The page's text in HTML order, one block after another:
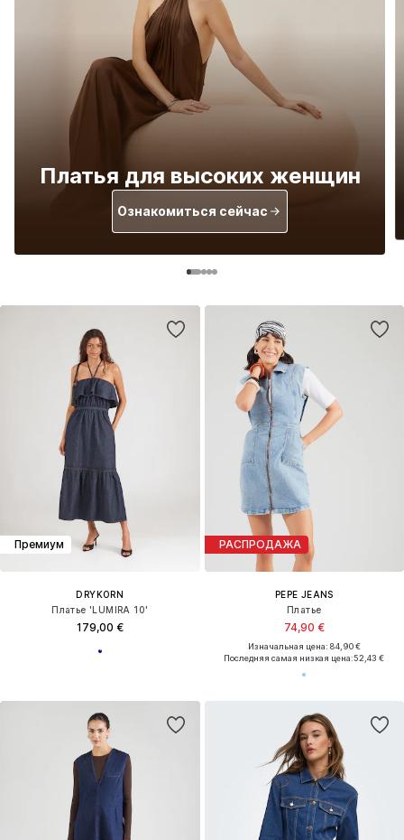
Премиум
DRYKORN
Платье 'LUMIRA 10'
179,00 €
РАСПРОДАЖА
PEPE JEANS
Платье
74,90 €
Изначальная цена: 84,90 €
Последняя самая низкая цена:52,43 €
Платья для высоких женщин
Ознакомиться сейчас